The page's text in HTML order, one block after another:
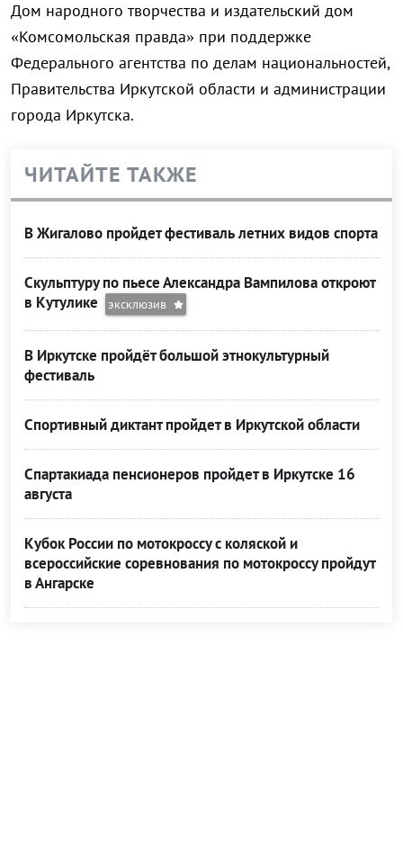
Дом народного творчества и издательский дом
«Комсомольская правда» при поддержке
Федерального агентства по делам национальностей,
Правительства Иркутской области и администрации
города Иркутска.
ЧИТАЙТЕ ТАКЖЕ
В Жигалово пройдет фестиваль летних видов спорта
Скульптуру по пьесе Александра Вампилова откроют
в Кутулике
эксклюзив
В Иркутске пройдёт большой этнокультурный
фестиваль
Спортивный диктант пройдет в Иркутской области
Спартакиада пенсионеров пройдет в Иркутске 16
августа
Кубок России по мотокроссу с коляской и
всероссийские соревнования по мотокроссу пройдут
в Ангарске